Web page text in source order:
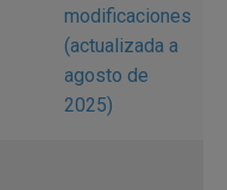
modificaciones
(actualizada a
agosto de
2025)